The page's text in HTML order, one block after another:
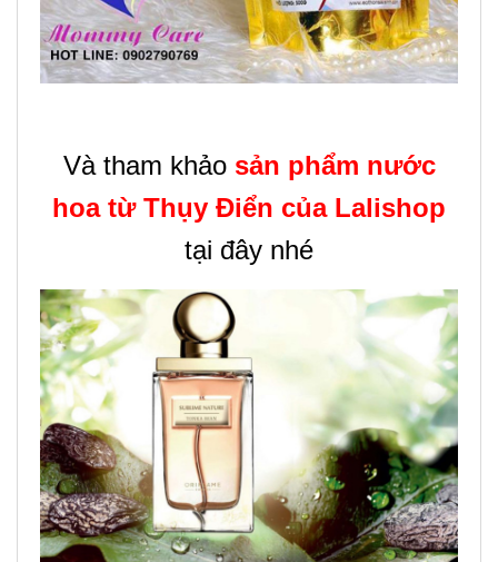
Và tham khảo sản phẩm nước
hoa từ Thụy Điển của Lalishop
tại đây nhé